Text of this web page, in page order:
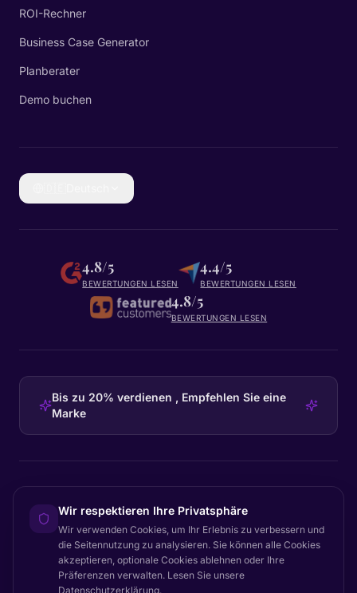
ROI-Rechner
Business Case Generator
Planberater
Demo buchen
4.8/5
BEWERTUNGEN LESEN
4.4/5
BEWERTUNGEN LESEN
4.8/5
BEWERTUNGEN LESEN
Bis zu 20% verdienen , Empfehlen Sie eine
Marke
Certainly Group ApS
C/O GRROW, Pilestræde 52A · 1112 København K · Denmark
Wir respektieren Ihre Privatsphäre
Wir verwenden Cookies, um Ihr Erlebnis zu verbessern und
die Seitennutzung zu analysieren. Sie können alle Cookies
akzeptieren, optionale Cookies ablehnen oder Ihre
Präferenzen verwalten. Lesen Sie unsere
Datenschutzerklärung.